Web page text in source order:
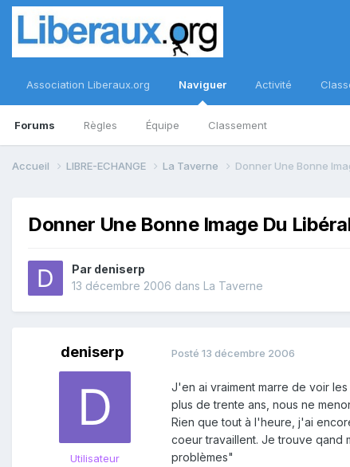
Association Liberaux.org Naviguer
Forums Règles Équipe Classement
Activité
Accueil LIBRE-ECHANGE La Taverne Donner Une Bonne
Donner Une Bonne Image Du
Par deniserp
13 décembre 2006 dans La Taverne
deniserp
Utilisateur
Posté 13 décembre 2006
J'en ai vraiment marre de voir
plus de trente ans, nous ne
Rien que tout à l'heure, j'ai
coeur travaillent. Je trouve qand
problèmes"